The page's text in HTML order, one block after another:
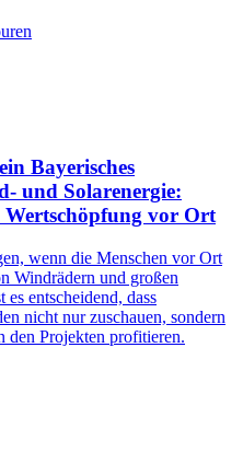
Bayerisches
und Solarenergie:
vor Ort
wenn die Menschen vor Ort
Windrädern und großen
entscheidend, dass
nicht nur zuschauen, sondern
den Projekten profitieren.